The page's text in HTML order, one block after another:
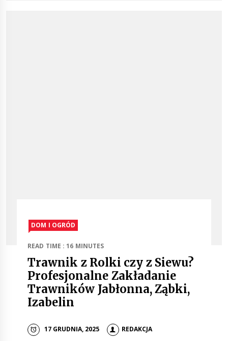
DOM I OGRÓD
READ TIME : 16 MINUTES
Trawnik z Rolki czy z Siewu?
Profesjonalne Zakładanie
Trawników Jabłonna, Ząbki,
Izabelin
17 GRUDNIA, 2025 REDAKCJA